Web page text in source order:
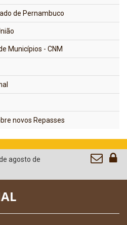
de Pernambuco
Municípios - CNM
novos Repasses
agosto de